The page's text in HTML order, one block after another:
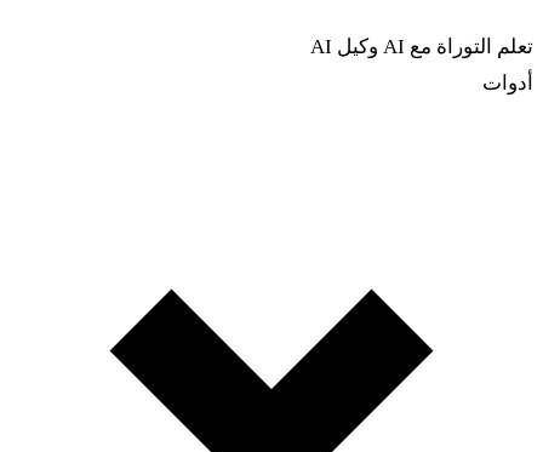
تعلم التوراة مع AI
وكيل AI
أدوات